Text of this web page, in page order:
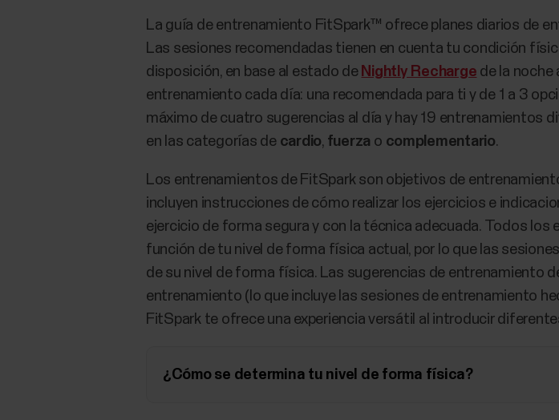
​​La guía de entrenamiento FitSpark™ ofrece planes diarios de
Las sesiones recomendadas tienen en cuenta tu condición
disposición, en base al estado de Nightly Recharge de la noche
entrenamiento cada día: una recomendada para ti y de 1 a 3
máximo de cuatro sugerencias al día y hay 19 entrenamientos
en las categorías de cardio, fuerza o complementario.
Los entrenamientos de FitSpark son objetivos de
incluyen instrucciones de cómo realizar los ejercicios e
ejercicio de forma segura y con la técnica adecuada. Todos
función de tu nivel de forma física actual, por lo que las
de su nivel de forma física. Las sugerencias de entrenamiento
entrenamiento (lo que incluye las sesiones de entrenamiento
FitSpark te ofrece una experiencia versátil al introducir
¿Cómo se determina tu nivel de forma física?